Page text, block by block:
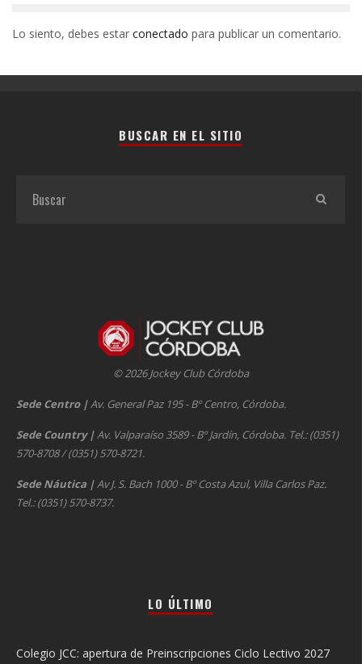
Lo siento, debes estar conectado para publicar un comentario.
BUSCAR EN EL SITIO
© 2026 Jockey Club Córdoba
Sede Centro |Av. General Paz 195 - Bº Centro, Córdoba.
Sede Country |Av. Valparaíso 3589 - Bº Jardín, Córdoba. Tel.: (0351)
570-8708 / (0351) 570-8721.
Sede Náutica |Av J. S. Bach 1000 - Bº Costa Azul, Villa Carlos Paz.
Tel.: (0351) 570-8737.
LO ÚLTIMO
Colegio JCC: apertura de Preinscripciones Ciclo Lectivo 2027